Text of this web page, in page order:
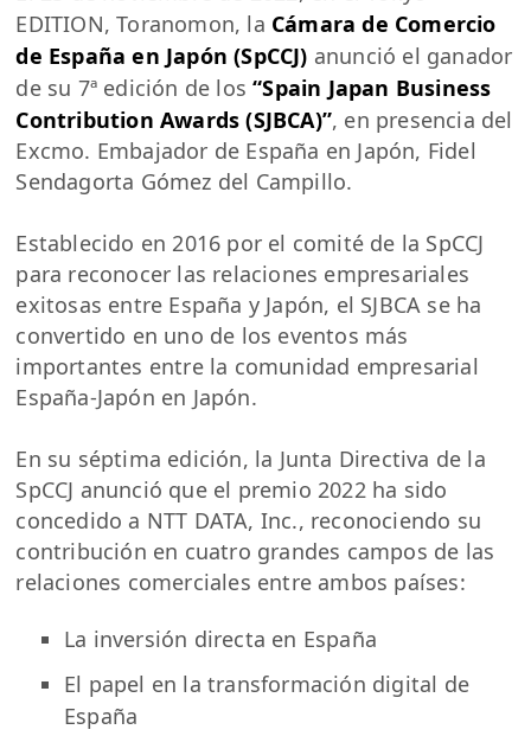
EDITION, Toranomon, la Cámara de Comercio
de España en Japón (SpCCJ) anunció el ganador
de su 7ª edición de los“Spain Japan Business
Contribution Awards (SJBCA)”, en presencia del
Excmo. Embajador de España en Japón, Fidel
Sendagorta Gómez del Campillo.
Establecido en 2016 por el comité de la SpCCJ
para reconocer las relaciones empresariales
exitosas entre España y Japón, el SJBCA se ha
convertido en uno de los eventos más
importantes entre la comunidad empresarial
España-Japón en Japón.
En su séptima edición, la Junta Directiva de la
SpCCJ anunció que el premio 2022 ha sido
concedido a NTT DATA, Inc., reconociendo su
contribución en cuatro grandes campos de las
relaciones comerciales entre ambos países:
La inversión directa en España
El papel en la transformación digital de
España